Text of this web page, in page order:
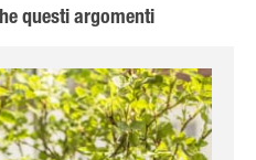
questi argomenti